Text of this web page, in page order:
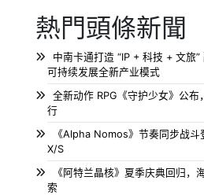
熱門頭條新聞
中南卡通打造 “IP + 科技 + 文旅
可持续发展全新产业模式
全新动作 RPG《守护少女》公布
行
《Alpha Nomos》节奏同步战
X/S
《阿特兰晶核》夏季庆典回归，
索